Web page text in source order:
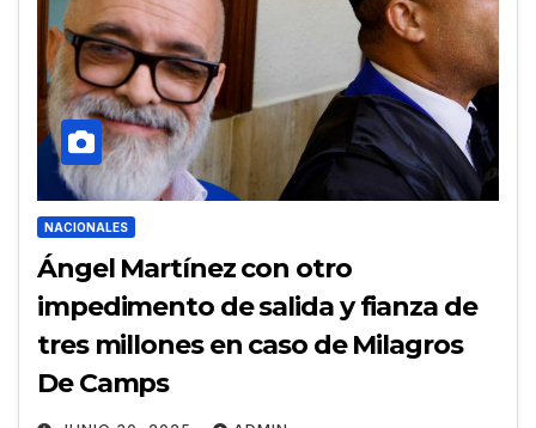
NACIONALES
Ángel Martínez con otro
impedimento de salida y fianza de
tres millones en caso de Milagros
De Camps